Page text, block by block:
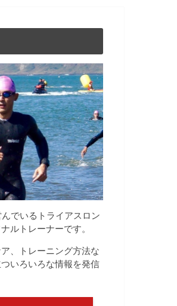
んでいるトライアスロン
ルトレーナーです。
、トレーニング方法な
いろいろな情報を発信